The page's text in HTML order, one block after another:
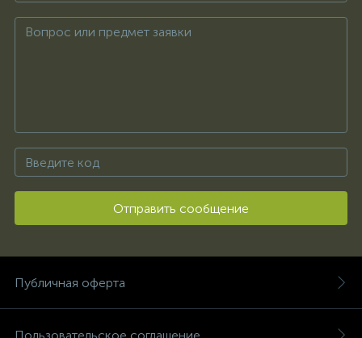
Отправить сообщение
Публичная оферта